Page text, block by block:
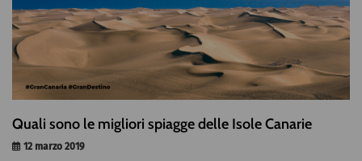
Quali sono le migliori spiagge delle Isole Canarie
12 marzo 2019